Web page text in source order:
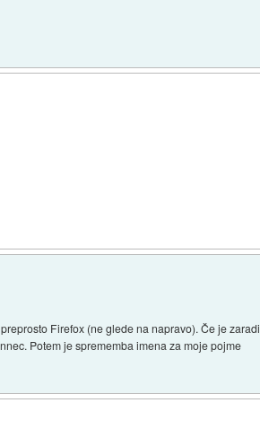
Firefox (ne glede na napravo). Če je zaradi
Potem je sprememba imena za moje pojme